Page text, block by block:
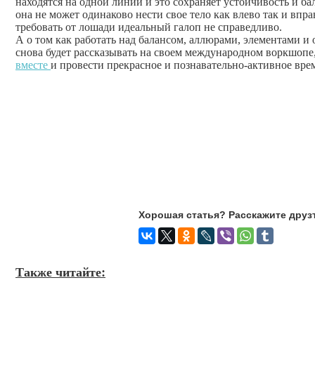
она не может одинаково нести свое тело как влево так и
требовать от лошади идеальный галоп не справедливо.
А о том как работать над балансом, аллюрами, элементами
снова будет рассказывать на своем международном
вместе и провести прекрасное и познавательно-активное
Хорошая статья? Расскажите
Также читайте: